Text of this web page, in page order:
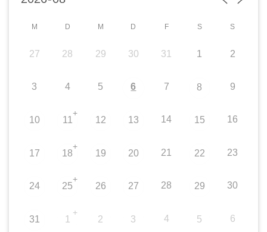
M D M D F S S
27 28 29 30 31 1 2
3 4 5 6 7 8 9
10 11
+
12 13 14 15 16
17 18
+
19 20 21 22 23
24 25
+
26 27 28 29 30
31 1
+
2 3 4 5 6